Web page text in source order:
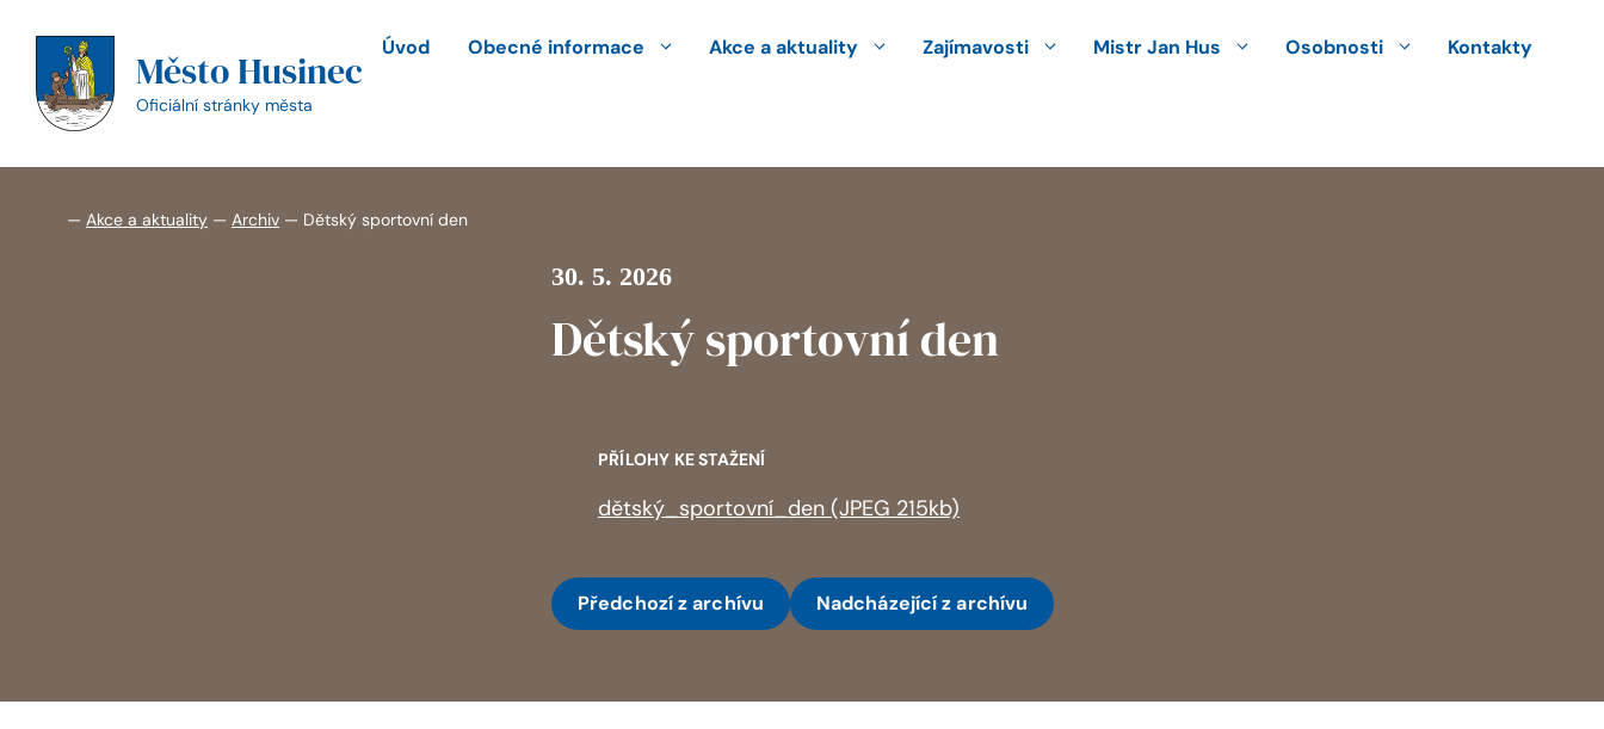
obsah
Město Husinec
Oficiální stránky města
Úvod Obecné informace Akce a aktuality Zajímavosti Mistr Jan Hus Osobnosti Kontakty
— Akce a aktuality — Archiv — Dětský sportovní den
30. 5. 2026
Dětský sportovní den
PŘÍLOHY KE STAŽENÍ
dětský_sportovní_den (JPEG 215kb)
Předchozíz archívu Nadcházejícíz archívu